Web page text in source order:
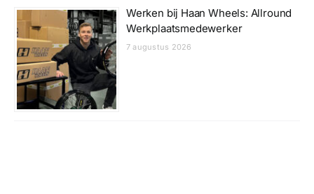
Werken bij Haan Wheels: Allround
Werkplaatsmedewerker
7 augustus 2026